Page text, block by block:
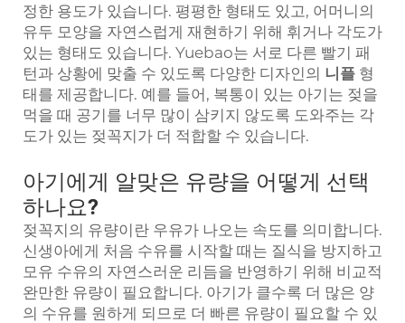
정한 용도가 있습니다. 평평한 형태도 있고, 어머니의
유두 모양을 자연스럽게 재현하기 위해 휘거나 각도가
있는 형태도 있습니다. Yuebao는 서로 다른 빨기 패
턴과 상황에 맞출 수 있도록 다양한 디자인의 니플 형
태를 제공합니다. 예를 들어, 복통이 있는 아기는 젖을
먹을 때 공기를 너무 많이 삼키지 않도록 도와주는 각
도가 있는 젖꼭지가 더 적합할 수 있습니다.
아기에게 알맞은 유량을 어떻게 선택
하나요?
젖꼭지의 유량이란 우유가 나오는 속도를 의미합니다.
신생아에게 처음 수유를 시작할 때는 질식을 방지하고
모유 수유의 자연스러운 리듬을 반영하기 위해 비교적
완만한 유량이 필요합니다. 아기가 클수록 더 많은 양
의 수유를 원하게 되므로 더 빠른 유량이 필요할 수 있